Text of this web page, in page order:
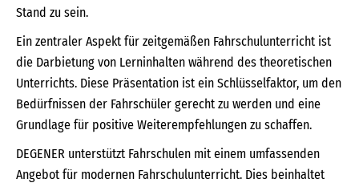
Stand zu sein.
Ein zentraler Aspekt für zeitgemäßen Fahrschulunterricht ist
die Darbietung von Lerninhalten während des theoretischen
Unterrichts. Diese Präsentation ist ein Schlüsselfaktor, um den
Bedürfnissen der Fahrschüler gerecht zu werden und eine
Grundlage für positive Weiterempfehlungen zu schaffen.
DEGENER unterstützt Fahrschulen mit einem umfassenden
Angebot für modernen Fahrschulunterricht. Dies beinhaltet